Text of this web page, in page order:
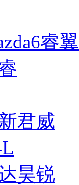
睿翼
君威
昊锐